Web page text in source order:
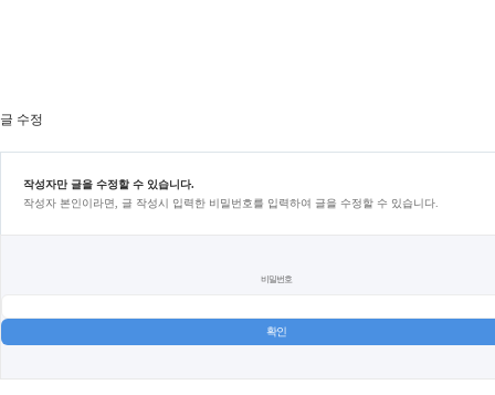
글 수정
작성자만 글을 수정할 수 있습니다.
작성자 본인이라면, 글 작성시 입력한 비밀번호를 입력하여 글을 수정할 수 있습니다.
비밀번호